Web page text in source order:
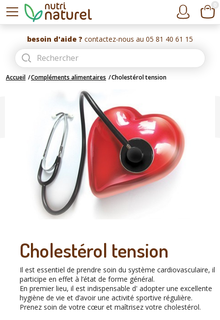
besoin d'aide ? contactez-nous au 05 81 40 61 15
Accueil Compléments alimentaires Cholestérol tension
Cholestérol tension
Il est essentiel de prendre soin du système cardiovasculaire, il
participe en effet à l’état de forme général.
En premier lieu, il est indispensable d' adopter une excellente
hygiène de vie et d’avoir une activité sportive régulière.
Prenez soin de votre cœur et maîtrisez votre cholestérol.
0